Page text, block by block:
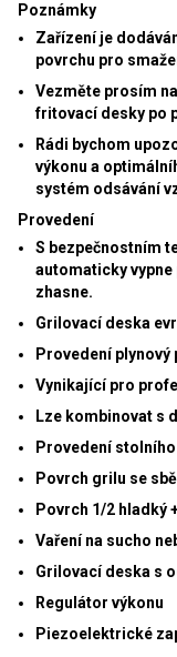
Poznámky
Zařízení je
povrchu pro
Vezměte prosím
fritovací desky po
Rádi bychom
výkonu a
systém odsávání
Provedení
S bezpečnostním
automaticky vypne
zhasne.
Grilovací deska
Provedeníplynový
Vynikající pro
Lze kombinovat s
Provedení
Povrch grilu se
Povrch 1/2 hladký
Vaření na sucho
Grilovací deska s
Regulátor výkonu
Piezoelektrické